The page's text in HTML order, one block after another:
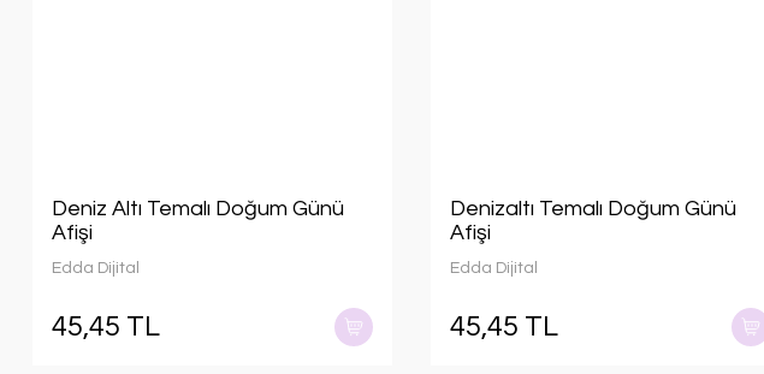
Deniz Altı Temalı Doğum Günü
Afişi
Edda Dijital
45,45 TL
Denizaltı Temalı Doğum Günü
Afişi
Edda Dijital
45,45 TL